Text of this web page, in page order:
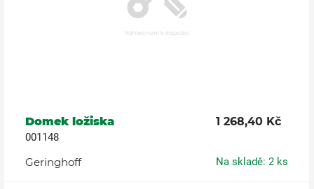
Domek ložiska 1 268,40 Kč
001148
Geringhoff Na skladě: 2 ks